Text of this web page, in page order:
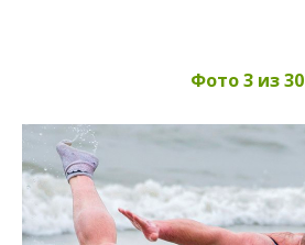
Фото 3 из 30